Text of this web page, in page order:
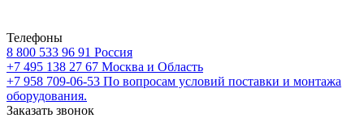
Телефоны
8 800 533 96 91 Россия
+7 495 138 27 67 Москва и Область
+7 958 709-06-53 По вопросам условий поставки и монтажа
оборудования.
Заказать звонок